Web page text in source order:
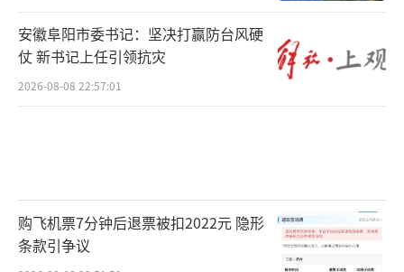
安徽阜阳市委书记：坚决打赢防台风硬
仗 新书记上任引领抗灾
2026-08-08 22:57:01
购飞机票7分钟后退票被扣2022元 隐形
条款引争议